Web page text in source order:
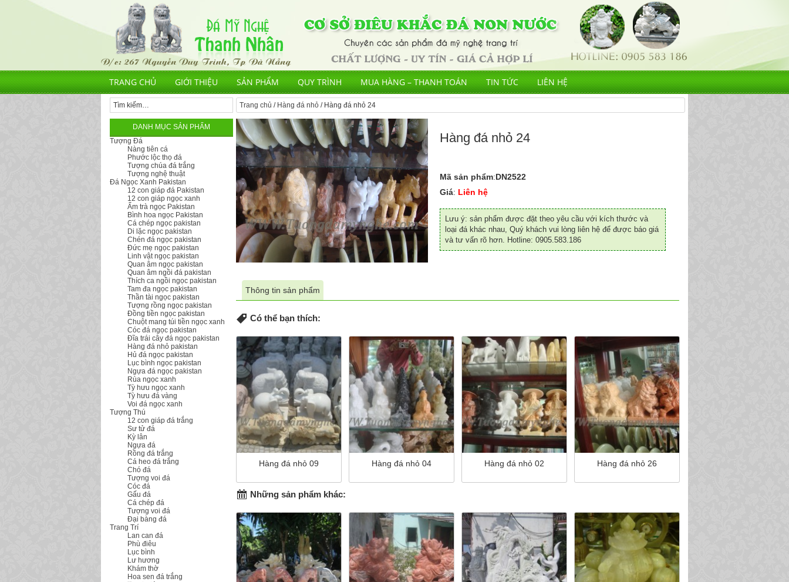
TRANG CHỦ GIỚI THIỆU SẢN PHẨM QUY TRÌNH MUA HÀNG – THANH TOÁN TIN TỨC LIÊN HỆ
Trang chủ / Hàng đá nhỏ / Hàng đá nhỏ 24
Hàng đá nhỏ 24
Mã sản phẩm:DN2522
Giá: Liên hệ
Lưu ý: sản phẩm được đặt theo yêu cầu với kích thước và
loại đá khác nhau, Quý khách vui lòng liên hệ để được báo giá
và tư vấn rõ hơn. Hotline: 0905.583.186
Thông tin sản phẩm
Có thể bạn thích:
Hàng đá nhỏ 09 Hàng đá nhỏ 04 Hàng đá nhỏ 02 Hàng đá nhỏ 26
Những sản phẩm khác:
DANH MỤC SẢN PHẨM
Tượng Đá
Nàng tiên cá
Phước lộc thọ đá
Tượng chúa đá trắng
Tượng nghệ thuật
Đá Ngọc Xanh Pakistan
12 con giáp đá Pakistan
12 con giáp ngọc xanh
Ấm trà ngọc Pakistan
Bình hoa ngọc Pakistan
Cá chép ngọc pakistan
Di lặc ngọc pakistan
Chén đá ngọc pakistan
Đức mẹ ngọc pakistan
Linh vật ngọc pakistan
Quan âm ngọc pakistan
Quan âm ngồi đá pakistan
Thích ca ngồi ngọc pakistan
Tam đa ngọc pakistan
Thần tài ngọc pakistan
Tượng rồng ngọc pakistan
Đồng tiền ngọc pakistan
Chuột mang túi tiền ngọc xanh
Cóc đá ngọc pakistan
Đĩa trái cây đá ngọc pakistan
Hàng đá nhỏ pakistan
Hủ đá ngọc pakistan
Lục bình ngọc pakistan
Ngựa đá ngọc pakistan
Rùa ngọc xanh
Tỳ hưu ngọc xanh
Tỳ hưu đá vàng
Voi đá ngọc xanh
Tượng Thú
12 con giáp đá trắng
Sư tử đá
Kỳ lân
Ngựa đá
Rồng đá trắng
Cá heo đá trắng
Chó đá
Tượng voi đá
Cóc đá
Gấu đá
Cá chép đá
Tượng voi đá
Đại bàng đá
Trang Trí
Lan can đá
Phù điêu
Lục bình
Lư hương
Khám thờ
Hoa sen đá trắng